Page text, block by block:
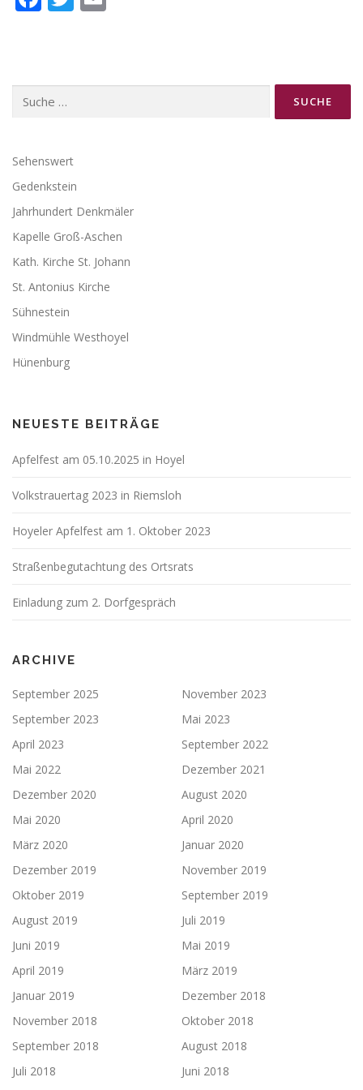
nach:
Sehenswert
Gedenkstein
Jahrhundert Denkmäler
Kapelle Groß-Aschen
Kath. Kirche St. Johann
St. Antonius Kirche
Sühnestein
Windmühle Westhoyel
Hünenburg
NEUESTE BEITRÄGE
Apfelfest am 05.10.2025 in Hoyel
Volkstrauertag 2023 in Riemsloh
Hoyeler Apfelfest am 1. Oktober 2023
Straßenbegutachtung des Ortsrats
Einladung zum 2. Dorfgespräch
ARCHIVE
September 2025
November 2023
September 2023
Mai 2023
April 2023
September 2022
Mai 2022
Dezember 2021
Dezember 2020
August 2020
Mai 2020
April 2020
März 2020
Januar 2020
Dezember 2019
November 2019
Oktober 2019
September 2019
August 2019
Juli 2019
Juni 2019
Mai 2019
April 2019
März 2019
Januar 2019
Dezember 2018
November 2018
Oktober 2018
September 2018
August 2018
Juli 2018
Juni 2018